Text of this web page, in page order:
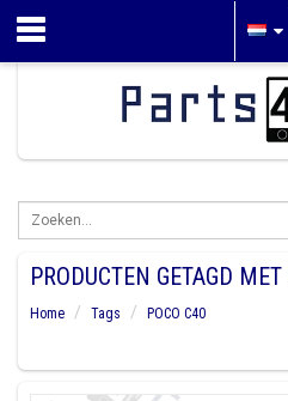
PRODUCTEN GETAGD
Home Tags
POCO C40